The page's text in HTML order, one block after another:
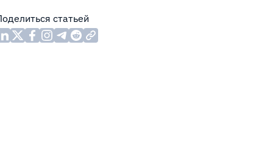
статьей